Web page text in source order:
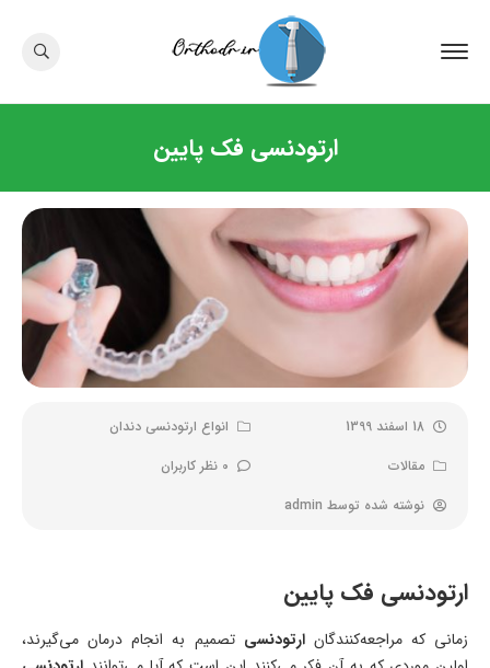
ارتودنسی فک پایین
18 اسفند 1399
انواع ارتودنسی دندان
مقالات
0 نظر کاربران
نوشته شده توسط admin
ارتودنسی فک پایین
زمانی که مراجعه‌کنندگانارتودنسی تصمیم به انجام درمان می‌گیرند،